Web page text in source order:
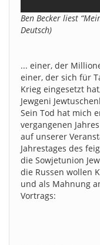
Ben Becker liest
Deutsch)
... einer, der
einer, der sich für
Krieg eingesetzt
Jewgeni
Sein Tod hat mich
vergangenen
auf unserer
Jahrestages des
die Sowjetunion
die Russen wollen
und als Mahnung
Vortrags: